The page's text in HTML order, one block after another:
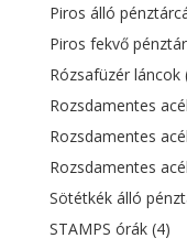
Piros álló
Piros fekvő
Rózsafüzér láncok
Rozsdamentes
Rozsdamentes
Rozsdamentes
Sötétkék álló
STAMPS órák (4)